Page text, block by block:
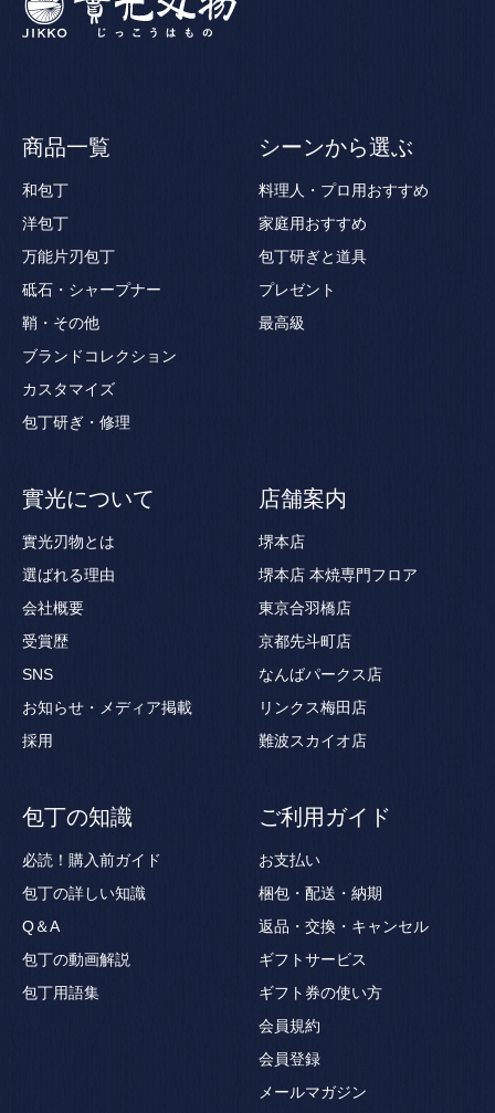
商品一覧
和包丁
洋包丁
万能片刃包丁
砥石・シャープナー
鞘・その他
ブランドコレクション
カスタマイズ
包丁研ぎ・修理
シーンから選ぶ
料理人・プロ用おすすめ
家庭用おすすめ
包丁研ぎと道具
プレゼント
最高級
實光について
實光刃物とは
選ばれる理由
会社概要
受賞歴
SNS
お知らせ・メディア掲載
採用
店舗案内
堺本店
堺本店 本焼専門フロア
東京合羽橋店
京都先斗町店
なんばパークス店
リンクス梅田店
難波スカイオ店
包丁の知識
必読！購入前ガイド
包丁の詳しい知識
Q＆A
包丁の動画解説
包丁用語集
ご利用ガイド
お支払い
梱包・配送・納期
返品・交換・キャンセル
ギフトサービス
ギフト券の使い方
会員規約
会員登録
メールマガジン